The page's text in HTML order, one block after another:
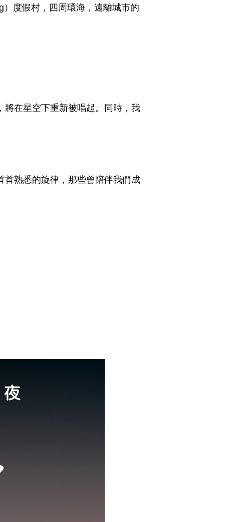
度假村，四周環海，遠離城市的
將在星空下重新被唱起。同時，我
首熟悉的旋律，那些曾陪伴我們成